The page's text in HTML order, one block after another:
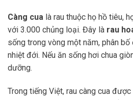
Càng cua là rau thuộc họ hồ tiêu,
với 3.000 chủng loại. Đây là rau
sống trong vòng một năm, phân
nhiệt đới. Nếu ăn sống hơi chua
dưỡng.
Trong tiếng Việt, rau càng cua